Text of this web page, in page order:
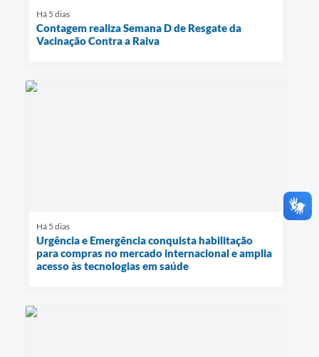
Há 5 dias
Contagem realiza Semana D de Resgate da
Vacinação Contra a Raiva
Há 5 dias
Urgência e Emergência conquista habilitação
para compras no mercado internacional e amplia
acesso às tecnologias em saúde